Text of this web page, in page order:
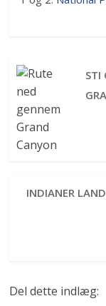
STI
INDIANER
Del dette indlæg: